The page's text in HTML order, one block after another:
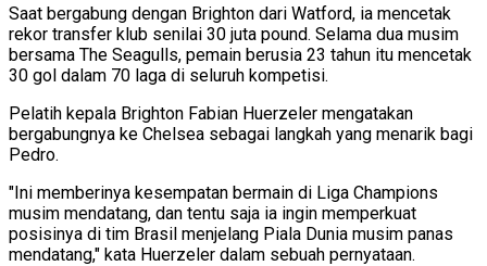
Saat bergabung dengan Brighton dari Watford, ia mencetak
rekor transfer klub senilai 30 juta pound. Selama dua musim
bersama The Seagulls, pemain berusia 23 tahun itu mencetak
30 gol dalam 70 laga di seluruh kompetisi.
Pelatih kepala Brighton Fabian Huerzeler mengatakan
bergabungnya ke Chelsea sebagai langkah yang menarik bagi
Pedro.
"Ini memberinya kesempatan bermain di Liga Champions
musim mendatang, dan tentu saja ia ingin memperkuat
posisinya di tim Brasil menjelang Piala Dunia musim panas
mendatang," kata Huerzeler dalam sebuah pernyataan.